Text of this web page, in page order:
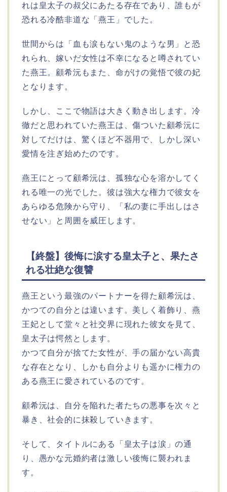
れは皇太子の叔父にあたる存在であり、誰もが
恐れる冷酷非道な「燕王」でした。
世間からは「血も涙もない鬼のような男」と恐
れられ、嫁いだ女性は不幸になると噂されてい
た燕王。顧希沅もまた、命がけの覚悟で彼の妃
となります。
しかし、ここで物語は大きく動き出します。冷
徹だと思われていた燕王は、傷ついた顧希沅に
対してだけは、驚くほど不器用で、しかし深い
愛情を注ぎ始めたのです。
燕王にとって顧希沅は、孤独な心を溶かしてく
れる唯一の光でした。彼は強大な権力で彼女を
あらゆる危険から守り、「私の妻に手出しはさ
せない」と周囲を威圧します。
【終盤】後悔に涙する皇太子と、果たさ
れる壮絶な復讐
燕王という最強のパートナーを得た顧希沅は、
かつての自分とは違います。美しく着飾り、燕
王妃として堂々と社交界に現れた彼女を見て、
皇太子は愕然とします。
かつて自分が捨てた女性が、手の届かない高貴
な存在となり、しかも自分よりも遥かに権力の
ある燕王に愛されているのです。
顧希沅は、自分を陥れた者たちの悪事を次々と
暴き、社会的に抹殺していきます。
そして、タイトルにある「皇太子は涙」の通
り、愚かな元婚約者は激しい後悔に襲われま
す。